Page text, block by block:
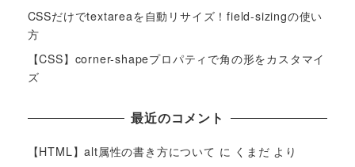
CSSだけでtextareaを自動リサイズ！field-sizingの使い
方
【CSS】corner-shapeプロパティで角の形をカスタマイ
ズ
最近のコメント
【HTML】alt属性の書き方について に くまだ より